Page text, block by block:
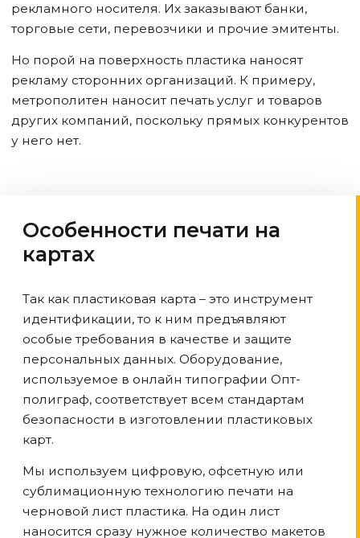
рекламного носителя. Их заказывают банки,
торговые сети, перевозчики и прочие эмитенты.
Но порой на поверхность пластика наносят
рекламу сторонних организаций. К примеру,
метрополитен наносит печать услуг и товаров
других компаний, поскольку прямых конкурентов
у него нет.
Особенности печати на
картах
Так как пластиковая карта – это инструмент
идентификации, то к ним предъявляют
особые требования в качестве и защите
персональных данных. Оборудование,
используемое в онлайн типографии Опт-
полиграф, соответствует всем стандартам
безопасности в изготовлении пластиковых
карт.
Мы используем цифровую, офсетную или
сублимационную технологию печати на
черновой лист пластика. На один лист
наносится сразу нужное количество макетов